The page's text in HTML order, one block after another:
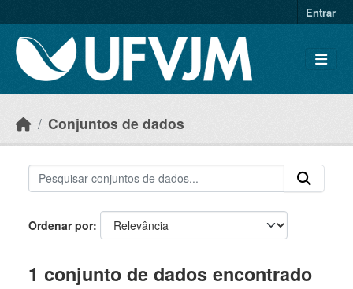
Entrar
Conjuntos de dados
Ordenar por
1 conjunto de dados encontrado